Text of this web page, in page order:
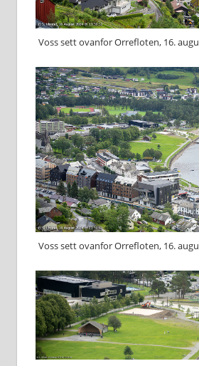
Voss sett ovanfor Orrefloten, 16.
Voss sett ovanfor Orrefloten, 16.